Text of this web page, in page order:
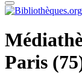
Paris